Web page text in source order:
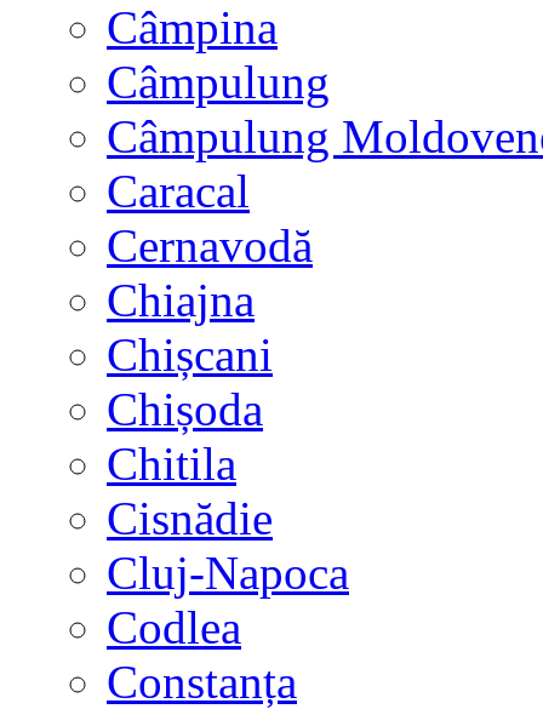
Câmpina
Câmpulung
Câmpulung
Caracal
Cernavodă
Chiajna
Chișcani
Chișoda
Chitila
Cisnădie
Cluj-Napoca
Codlea
Constanța